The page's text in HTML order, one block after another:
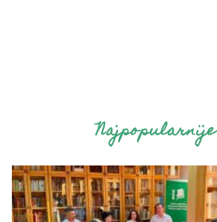
Najpopularnije